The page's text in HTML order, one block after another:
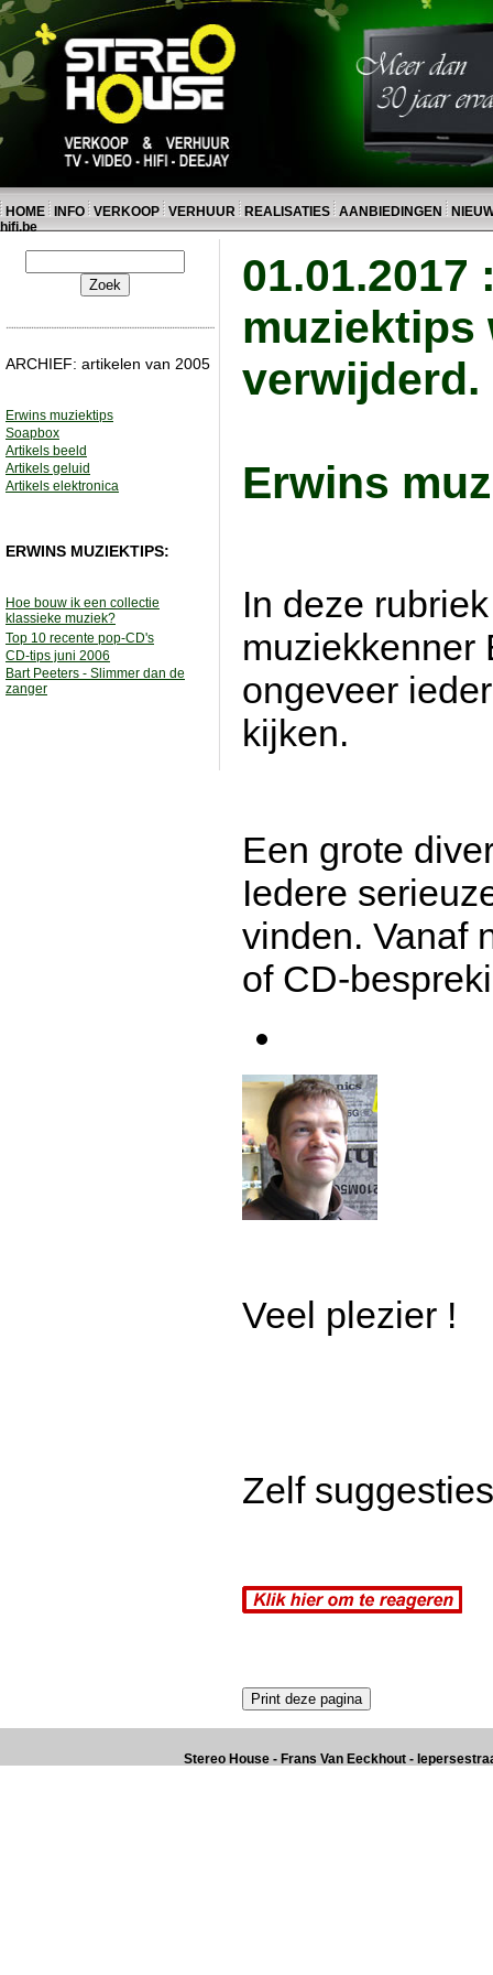
HOME INFO VERKOOP VERHUUR REALISATIES AANBIEDINGEN
hifi.be
ARCHIEF: artikelen van 2005
Erwins muziektips
Soapbox
Artikels beeld
Artikels geluid
Artikels elektronica
ERWINS MUZIEKTIPS:
Hoe bouw ik een collectie
klassieke muziek?
Top 10 recente pop-CD's
CD-tips juni 2006
Bart Peeters - Slimmer dan de
zanger
muziektips
verwijderd.
Erwins
In deze
muziekkenner
ongeveer
kijken.
Een grote
Iedere
vinden. Vanaf
of CD-
Veel plezier !
Zelf
Stereo House - Frans Van Eeckhout -